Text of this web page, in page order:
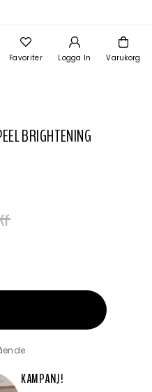
Varukorg
Logga In
Favoriter
BRIGHTENING
KAMPANJ!